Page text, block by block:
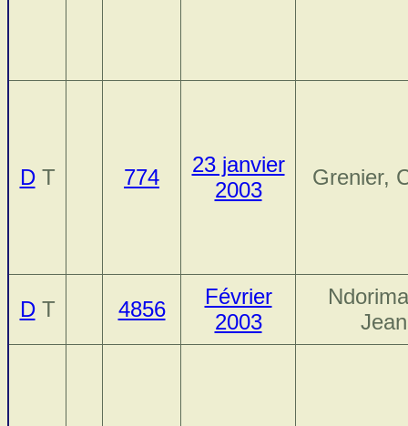
DT 774
23 janvier
2003
Grenier,
DT 4856
Février
2003
Jean